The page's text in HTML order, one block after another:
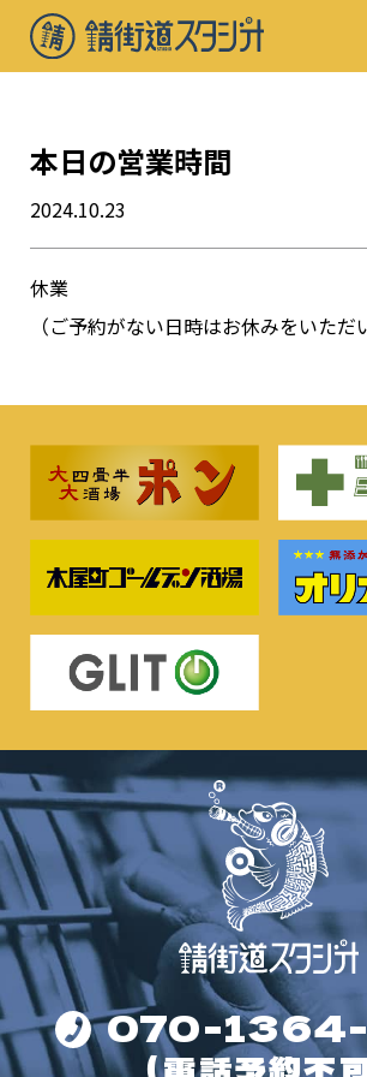
本日の営業時間
2024.10.23
休業
（ご予約がない日時はお休みをいただ
070-